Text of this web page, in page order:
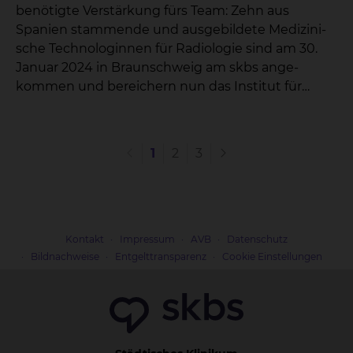
handelt sich um eine ausgesprochen großzügige
Spende, die wir heute in einem würdigen Rahmen
entgegennehmen dürfen und für die wir uns sehr
herzlich bedanken möchten." Günter Hansmeier
Krebsstiftung unterstützt die Kinderonkologie seit
sbks für die Stiftung so wichtig ist: "Mit dieser
Vorstand unserer Stiftung fühle ich mich dem
Klinikum Braunschweig seit Jahren eng
vielfältige Weise und besonders die
Kinderonkologie liegt uns sehr am Herzen." Prof.
benötigte Verstärkung fürs Team: Zehn aus
Spanien stammende und ausgebildete Medizini-
sche Technologinnen für Radiologie sind am 30.
Januar 2024 in Braunschweig am skbs ange-
kommen und bereichern nun das Institut für
1
Kontakt Impressum AVB
Datenschutz
Bildnachweise
Entgelttransparenz Cookie Einstellungen